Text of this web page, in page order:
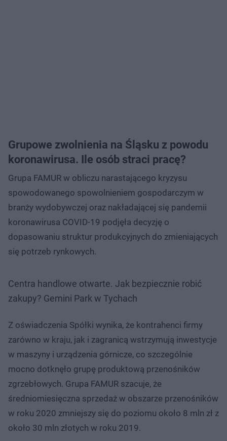
Grupowe zwolnienia na Śląsku z powodu
koronawirusa. Ile osób straci pracę?
Grupa FAMUR w obliczu narastającego kryzysu
spowodowanego spowolnieniem gospodarczym w
branży wydobywczej oraz nakładającej się pandemii
koronawirusa COVID-19 podjęła decyzję o
dopasowaniu struktur produkcyjnych do zmieniających
się potrzeb rynkowych.
Centra handlowe otwarte. Jak bezpiecznie robić
zakupy? Gemini Park w Tychach
Z oświadczenia Spółki wynika, że kontrahenci firmy
zarówno w kraju, jak i zagranicą wstrzymują inwestycje
w maszyny i urządzenia górnicze, co szczególnie
mocno dotknęło grupę produktową przenośników
zgrzebłowych. Grupa FAMUR szacuje, że
średniomiesięczna sprzedaż w obszarze przenośników
w roku 2020 zmniejszy się do poziomu około 8 mln zł z
około 30 mln złotych w roku 2019.